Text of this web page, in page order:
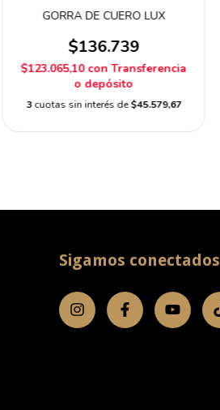
GORRA DE CUERO LUX
$136.739
$123.065,10 con Transferencia
o depósito
3 cuotas sin interés de$45.579,67
Sigamos conectados